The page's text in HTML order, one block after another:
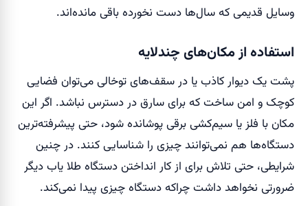
وسایل قدیمی که سال‌ها دست نخورده باقی مانده‌اند.
استفاده از مکان‌های چندلایه
پشت یک دیوار کاذب یا در سقف‌های توخالی می‌توان فضایی
کوچک و امن ساخت که برای سارق در دسترس نباشد. اگر این
مکان با فلز یا سیم‌کشی برقی پوشانده شود، حتی پیشرفته‌ترین
دستگاه‌ها هم نمی‌توانند چیزی را شناسایی کنند. در چنین
شرایطی، حتی تلاش برای از کار انداختن دستگاه طلا یاب دیگر
ضرورتی نخواهد داشت چراکه دستگاه چیزی پیدا نمی‌کند.